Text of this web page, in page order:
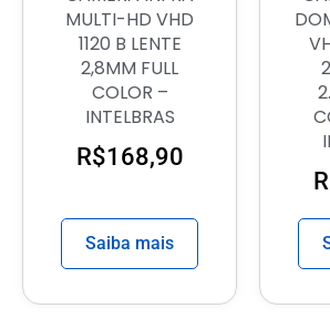
MULTI-HD VHD
1120 B LENTE
2,8MM FULL
COLOR –
INTELBRAS
R$168,90
Saiba mais